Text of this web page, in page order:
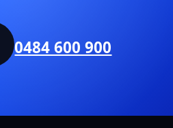
0484 600 900